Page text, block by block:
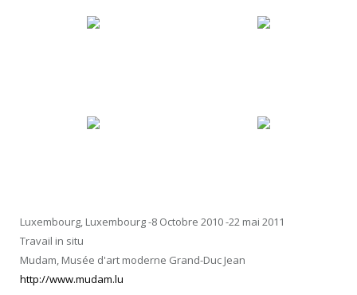
Luxembourg, Luxembourg -8 Octobre 2010 -22 mai 2011
Travail in situ
Mudam, Musée d'art moderne Grand-Duc Jean
http://www.mudam.lu